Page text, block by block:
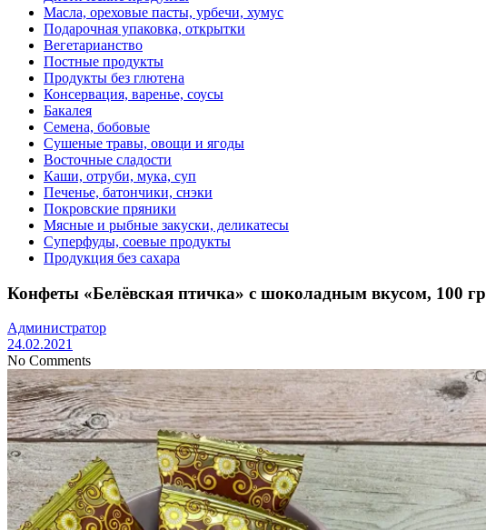
Масла, ореховые пасты, урбечи, хумус
Подарочная упаковка, открытки
Вегетарианство
Постные продукты
Продукты без глютена
Консервация, варенье, соусы
Бакалея
Семена, бобовые
Сушеные травы, овощи и ягоды
Восточные сладости
Каши, отруби, мука, суп
Печенье, батончики, снэки
Покровские пряники
Мясные и рыбные закуски, деликатесы
Суперфуды, соевые продукты
Продукция без сахара
Конфеты «Белёвская птичка» с шоколадным вкусом, 100 гр
Администратор
24.02.2021
No Comments